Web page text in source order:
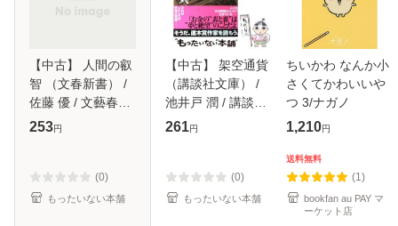
【中古】 人間の叡
智 （文春新書） /
佐藤 優 / 文藝春秋
[新書]【メール便送
253円
(0)
もったいない本舗
【中古】 架空通貨
（講談社文庫） /
池井戸 潤 / 講談社
[文庫]【メール便送
261円
(0)
もったいない本舗
ちいかわ なんか小
さくてかわいいや
つ 3/ナガノ
1,210円
送料無料
(1)
bookfan au PAY マ
ーケット店